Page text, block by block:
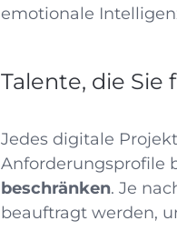
emotionale
Talente, die
Jedes digitale
Anforderungsprofile
beschränken. Je
beauftragt werden,